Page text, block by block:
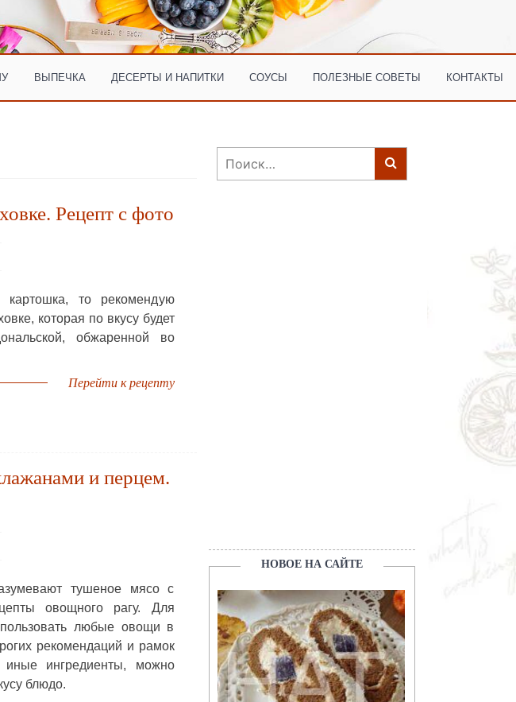
ВЫПЕЧКА ДЕСЕРТЫ И НАПИТКИ СОУСЫ ПОЛЕЗНЫЕ СОВЕТЫ КОНТАКТЫ
Рецепт с фото
то рекомендую
которая по вкусу будет
обжаренной во
Перейти к рецепту
и перцем.
тушеное мясо с
овощного рагу. Для
любые овощи в
рекомендаций и рамок
ингредиенты, можно
блюдо.
Найти:
НОВОЕ НА САЙТЕ